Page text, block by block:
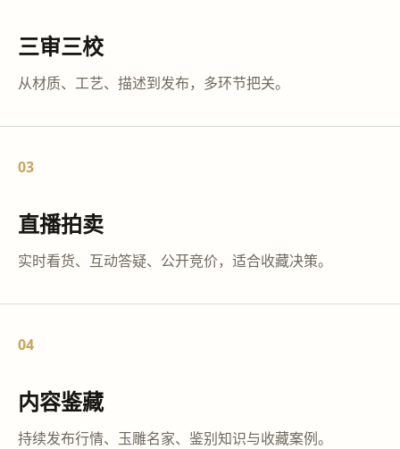
三审三校
从材质、工艺、描述到发布，多环节把关。
03
直播拍卖
实时看货、互动答疑、公开竞价，适合收藏决策。
04
内容鉴藏
持续发布行情、玉雕名家、鉴别知识与收藏案例。